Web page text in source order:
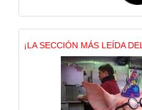
¡LA SECCIÓN MÁS LEÍDA